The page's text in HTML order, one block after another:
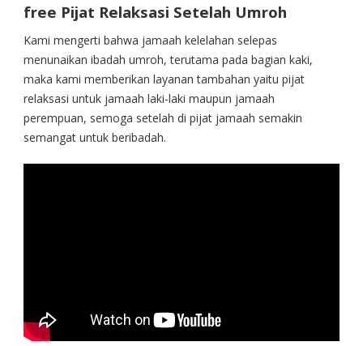
free Pijat Relaksasi Setelah Umroh
Kami mengerti bahwa jamaah kelelahan selepas
menunaikan ibadah umroh, terutama pada bagian kaki,
maka kami memberikan layanan tambahan yaitu pijat
relaksasi untuk jamaah laki-laki maupun jamaah
perempuan, semoga setelah di pijat jamaah semakin
semangat untuk beribadah.